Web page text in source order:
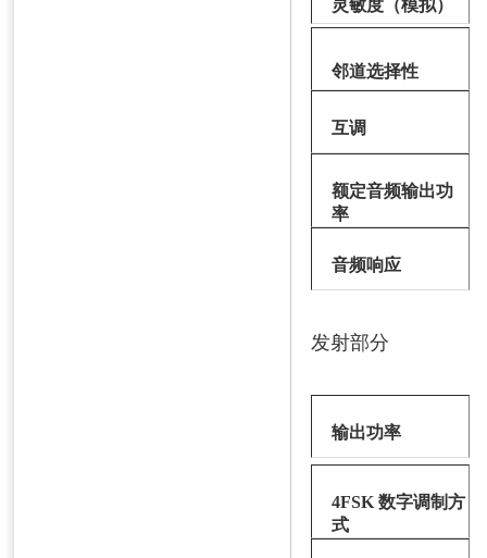
灵敏度（模拟）
邻道选择性
互调
额定音频输出功
率
音频响应
发射部分
输出功率
4FSK 数字调制方
式